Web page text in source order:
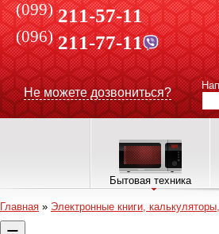
(099) 211-57-11
(096)211-77-11
Не можете дозвониться?
Бытовая техника
Главная » Электронные книги,